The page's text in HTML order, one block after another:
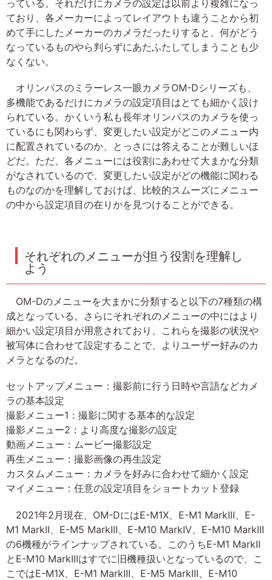
っている。それだけにカメラの設定は以前より複雑になっ
ており、各メーカーによってレイアウトも違うことから初
めて手にしたメーカーのカメラだったりすると、何がどう
なっているものやら判らずにあたふたしてしまうことも少
なくない。
オリンパスのミラーレス一眼カメラOM-Dシリーズも、
多機能であるだけにカメラの設定項目はとても細かく設け
られている。かくいう私も長年オリンパスのカメラを使っ
ているにも関わらず、変更したい設定がどこのメニュー内
に配置されているのか、とっさには答えることが難しいほ
どだ。ただ、各メニューには役割にあわせて大まかな分類
がなされているので、変更したい設定がどの機能に関わる
ものなのかを理解しておけば、比較的スムーズにメニュー
の中から設定項目の在りかを見つけることができる。
それぞれのメニューが担う役割を理解し
よう
OM-Dのメニューを大まかに分類すると以下の7種類の構
成となっている。さらにそれぞれのメニューの中にはより
細かい設定項目が用意されており、これらを撮影の状況や
被写体に合わせて設定することで、よりユーザー好みのカ
メラとなるのだ。
セットアップメニュー：撮影前に行う日時や言語などカメ
ラの基本設定
撮影メニュー1：撮影に関する基本的な設定
撮影メニュー2：より高度な撮影の設定
動画メニュー：ムービー撮影設定
再生メニュー：撮影画像の再生設定
カスタムメニュー：カメラを好みに合わせて細かく設定
マイメニュー：任意の設定項目をショートカット登録
2021年2月現在、OM-DにはE-M1X、E-M1 MarkIII、E-
M1 MarkII、E-M5 MarkIII、E-M10 MarkIV、E-M10 MarkIII
の6機種がラインナップされている。このうちE-M1 MarkII
とE-M10 MarkIIIはすでに旧機種扱いとなっているので、こ
こではE-M1X、E-M1 MarkIII、E-M5 MarkIII、E-M10